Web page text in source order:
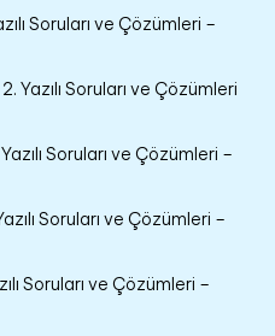
Soruları ve Çözümleri –
Yazılı Soruları ve Çözümleri
Soruları ve Çözümleri –
Soruları ve Çözümleri –
Soruları ve Çözümleri –